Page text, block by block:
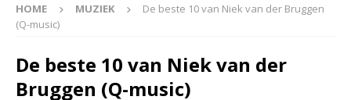
HOME MUZIEK
De beste 10 van Niek van der Bruggen
(Q-music)
De beste 10 van Niek van der
Bruggen (Q-music)